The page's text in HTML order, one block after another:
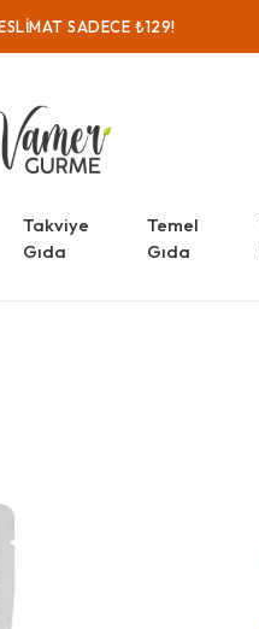
SADECE ₺129!
Takviye
Gıda
Temel
Gıda